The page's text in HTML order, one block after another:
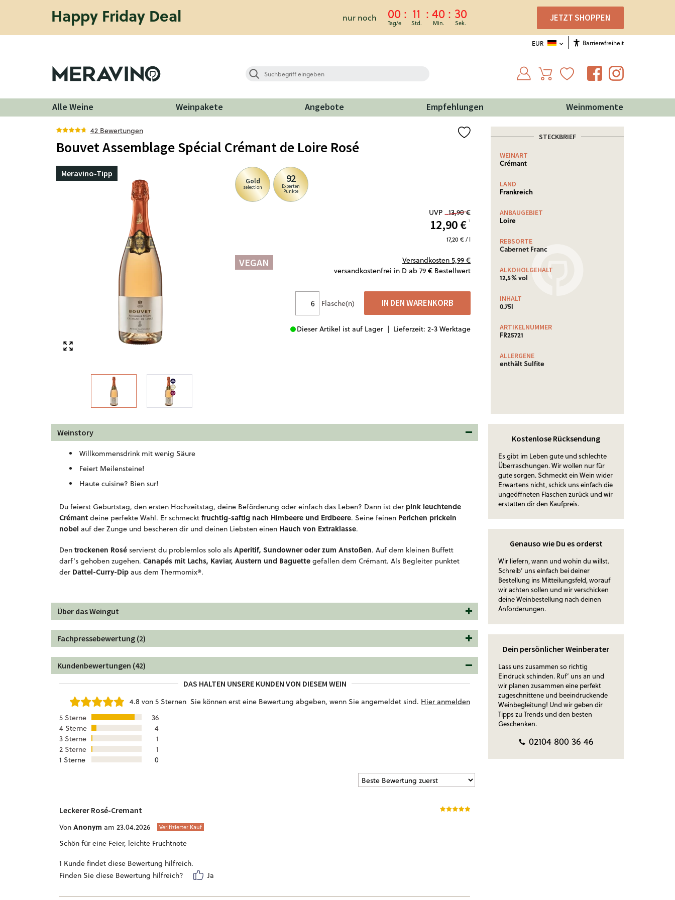
Happy Friday Deal nur noch 00 11 40 29 JETZT SHOPPEN
Barrierefreiheit
EUR
Alle Weine Weinpakete Angebote Empfehlungen Weinmomente
42 Bewertungen
Bouvet Assemblage Spécial Crémant de Loire Rosé
Meravino-Tipp
Gold
selection
92
Experten
Punkte
UVP 13,90 €
12,90€¹
17,20 € / l
VEGAN Versandkosten 5,99 €
versandkostenfrei in D ab 79 € Bestellwert
Flasche(n) IN DEN WARENKORB
Lieferzeit: 2-3 Werktage
Dieser Artikel ist auf Lager |
STECKBRIEF
WEINART
Crémant
LAND
Frankreich
ANBAUGEBIET
Loire
REBSORTE
Cabernet Franc
ALKOHOLGEHALT
12,5% vol
INHALT
0.75l
ARTIKELNUMMER
FR25721
ALLERGENE
enthält Sulfite
Weinstory
Willkommensdrink mit wenig Säure
Feiert Meilensteine!
Haute cuisine? Bien sur!
Du feierst Geburtstag, den ersten Hochzeitstag, deine Beförderung oder einfach das Leben? Dann ist der pink leuchtende
Crémant deine perfekte Wahl. Er schmeckt fruchtig-saftig nach Himbeere und Erdbeere. Seine feinen Perlchen prickeln
nobel auf der Zunge und bescheren dir und deinen Liebsten einen Hauch von Extraklasse.
Den trockenen Rosé servierst du problemlos solo als Aperitif, Sundowner oder zum Anstoßen. Auf dem kleinen Buffett
darf’s gehoben zugehen. Canapés mit Lachs, Kaviar, Austern und Baguette gefallen dem Crémant. Als Begleiter punktet
der Dattel-Curry-Dip aus dem Thermomix®.
Über das Weingut
Fachpressebewertung (2)
Kundenbewertungen (42)
DAS HALTEN UNSERE KUNDEN VON DIESEM WEIN
Sie können erst eine Bewertung abgeben, wenn Sie angemeldet sind. Hier anmelden
4.8 von 5 Sternen
5 Sterne
36
4 Sterne
4
3 Sterne
1
2 Sterne
1
1 Sterne
0
Leckerer Rosé-Cremant
Von Anonym am 23.04.2026 Verifizierter Kauf
Schön für eine Feier, leichte Fruchtnote
1 Kunde findet diese Bewertung hilfreich.
Finden Sie diese Bewertung hilfreich?
Ja
Kostenlose Rücksendung
Es gibt im Leben gute und schlechte
Überraschungen. Wir wollen nur für
gute sorgen. Schmeckt ein Wein wider
Erwartens nicht, schick uns einfach die
ungeöffneten Flaschen zurück und wir
erstatten dir den Kaufpreis.
Genauso wie Du es orderst
Wir liefern, wann und wohin du willst.
Schreib‘ uns einfach bei deiner
Bestellung ins Mitteilungsfeld, worauf
wir achten sollen und wir verschicken
deine Weinbestellung nach deinen
Anforderungen.
Dein persönlicher Weinberater
Lass uns zusammen so richtig
Eindruck schinden. Ruf‘ uns an und
wir planen zusammen eine perfekt
zugeschnittene und beeindruckende
Weinbegleitung! Und wir geben dir
Tipps zu Trends und den besten
Geschenken.
02104 800 36 46